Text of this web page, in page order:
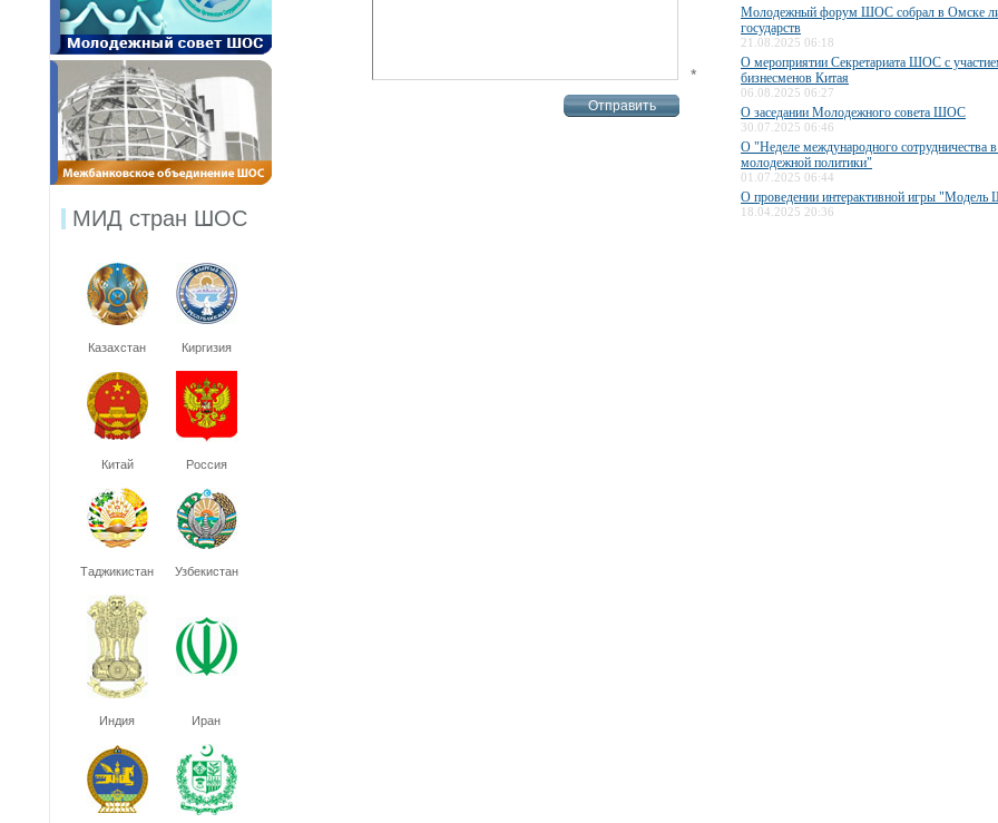
МИД стран ШОС
Казахстан Киргизия
Китай Россия
Таджикистан Узбекистан
Индия Иран
*
Молодежный форум ШОС собрал в Омске
государств
21.08.2025 06:18
О мероприятии Секретариата ШОС с
бизнесменов Китая
06.08.2025 06:27
О заседании Молодежного совета ШОС
30.07.2025 06:46
О "Неделе международного сотрудничества
молодежной политики"
01.07.2025 06:44
О проведении интерактивной игры
18.04.2025 20:36